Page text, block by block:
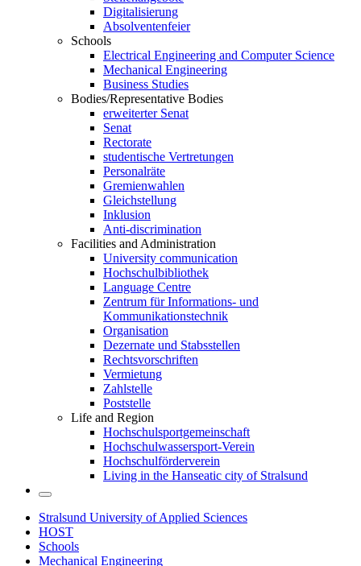
Digitalisierung
Absolventenfeier
Schools
Electrical Engineering and Computer Science
Mechanical Engineering
Business Studies
Bodies/Representative Bodies
erweiterter Senat
Senat
Rectorate
studentische Vertretungen
Personalräte
Gremienwahlen
Gleichstellung
Inklusion
Anti-discrimination
Facilities and Administration
University communication
Hochschulbibliothek
Language Centre
Zentrum für Informations- und
Kommunikationstechnik
Organisation
Dezernate und Stabsstellen
Rechtsvorschriften
Vermietung
Zahlstelle
Poststelle
Life and Region
Hochschulsportgemeinschaft
Hochschulwassersport-Verein
Hochschulförderverein
Living in the Hanseatic city of Stralsund
Stralsund University of Applied Sciences
HOST
Schools
Mechanical Engineering